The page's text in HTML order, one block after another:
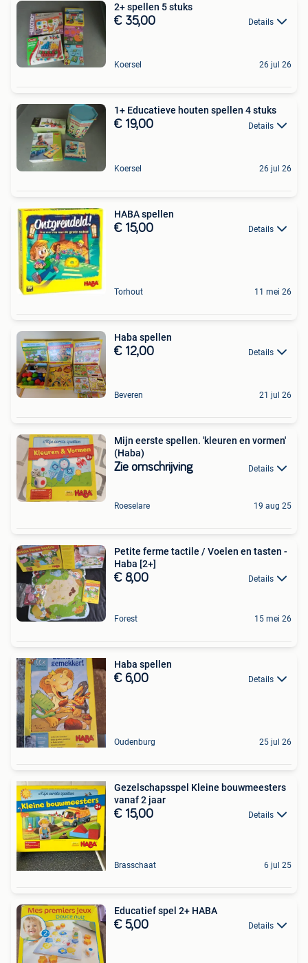
2+ spellen 5 stuks
€ 35,00 Details
Koersel 26 jul 26
1+ Educatieve houten spellen 4 stuks
€ 19,00 Details
Koersel 26 jul 26
HABA spellen
€ 15,00 Details
Torhout 11 mei 26
Haba spellen
€ 12,00 Details
Beveren 21 jul 26
Mijn eerste spellen. 'kleuren en vormen'
(Haba)
Zie omschrijving Details
Roeselare 19 aug 25
Petite ferme tactile / Voelen en tasten -
Haba [2+]
€ 8,00 Details
Forest 15 mei 26
Haba spellen
€ 6,00 Details
Oudenburg 25 jul 26
Gezelschapsspel Kleine bouwmeesters
vanaf 2 jaar
€ 15,00 Details
Brasschaat 6 jul 25
Educatief spel 2+ HABA
€ 5,00 Details